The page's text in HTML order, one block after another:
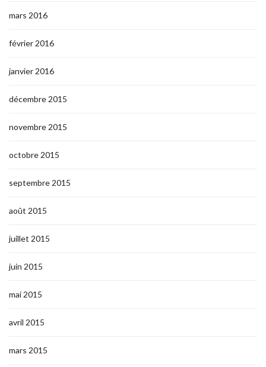
mars 2016
février 2016
janvier 2016
décembre 2015
novembre 2015
octobre 2015
septembre 2015
août 2015
juillet 2015
juin 2015
mai 2015
avril 2015
mars 2015